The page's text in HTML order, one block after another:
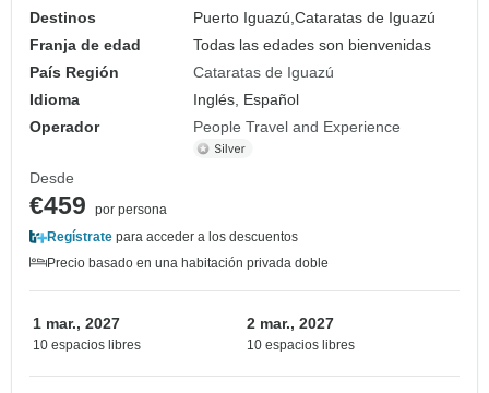
Destinos
Puerto Iguazú,Cataratas de Iguazú
Franja de edad
Todas las edades son bienvenidas
País Región
Cataratas de Iguazú
Idioma
Inglés, Español
Operador
People Travel and Experience
Desde
€459
por persona
Regístrate para acceder a los descuentos
Precio basado en una habitación privada doble
1 mar., 2027
10 espacios libres
2 mar., 2027
10 espacios libres